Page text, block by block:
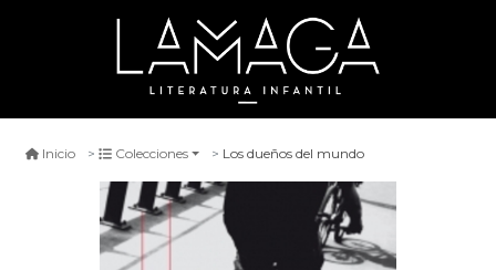
Inicio Colecciones Los dueños del mundo